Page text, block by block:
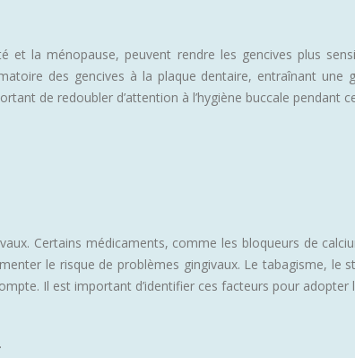
la ménopause, peuvent rendre les gencives plus
des gencives à la plaque dentaire, entraînant
de redoubler d’attention à l’hygiène buccale pendant
Certains médicaments, comme les bloqueurs de
le risque de problèmes gingivaux. Le tabagisme, le
Il est important d’identifier ces facteurs pour adopter